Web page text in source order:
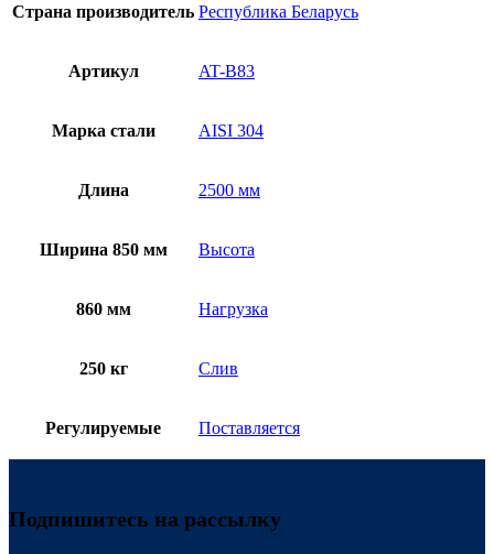
Страна производитель Республика Беларусь
Артикул AT-B83
Марка стали AISI 304
Длина 2500 мм
Ширина 850 мм Высота
860 мм Нагрузка
250 кг Слив
Регулируемые Поставляется
Подпишитесь на рассылку